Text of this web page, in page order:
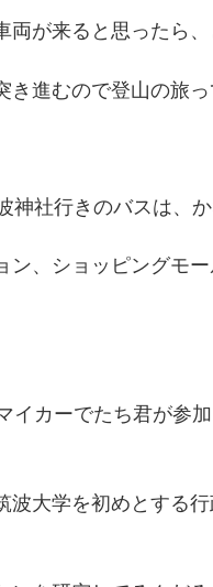
が来ると思ったら、
進むので登山の旅
社行きのバスは、
、ショッピングモ
イカーでたち君が参
大学を初めとする